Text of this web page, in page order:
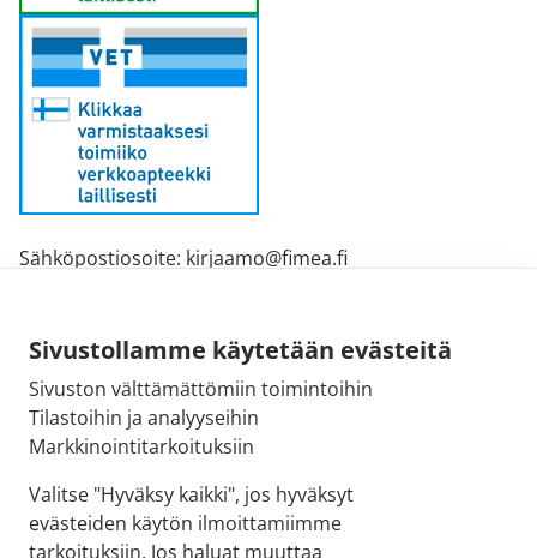
Sivustollamme käytetään evästeitä
Sivuston välttämättömiin toimintoihin
Tilastoihin ja analyyseihin
Markkinointitarkoituksiin
Valitse "Hyväksy kaikki", jos hyväksyt
evästeiden käytön ilmoittamiimme
tarkoituksiin. Jos haluat muuttaa
Sähköpostiosoite: kirjaamo@fimea.fi